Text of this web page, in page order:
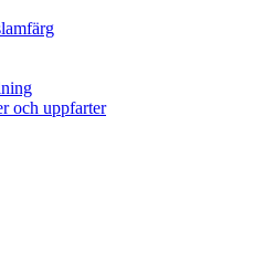
och uppfarter